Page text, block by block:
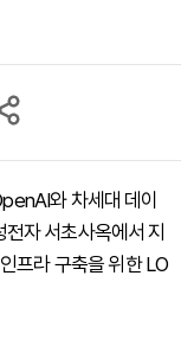
와 차세대 데이
자 서초사옥에서 지
프라 구축을 위한 LO